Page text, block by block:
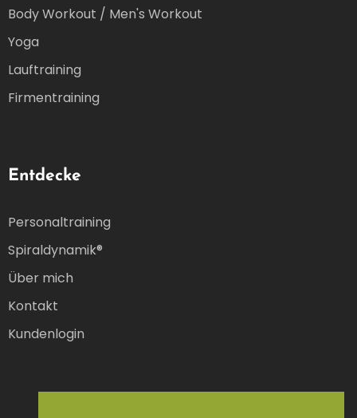
Body Workout / Men's Workout
Yoga
Lauftraining
Firmentraining
Entdecke
Personaltraining
Spiraldynamik®
Über mich
Kontakt
Kundenlogin